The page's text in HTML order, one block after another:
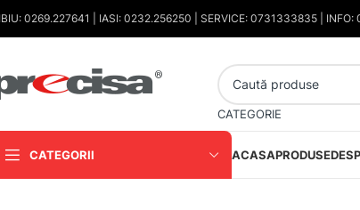
0269.227641 | IASI: 0232.256250 | SERVICE: 0731333835 |
CATEGORIE
CATEGORII ACASAPRODUSE